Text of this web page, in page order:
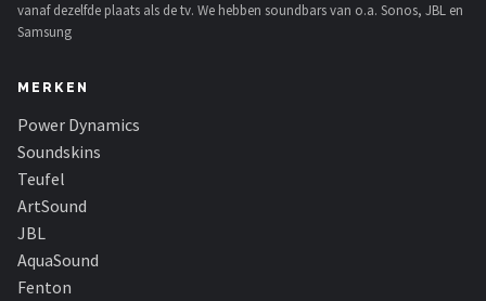
vanaf dezelfde plaats als de tv. We hebben soundbars van o.a. Sonos, JBL en
Samsung
MERKEN
Power Dynamics
Soundskins
Teufel
ArtSound
JBL
AquaSound
Fenton